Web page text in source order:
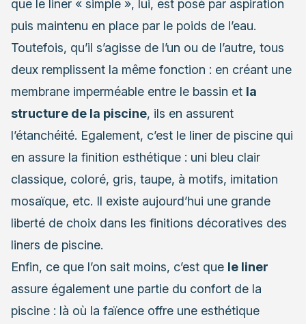
que le liner « simple », lui, est posé par aspiration
puis maintenu en place par le poids de l’eau.
Toutefois, qu’il s’agisse de l’un ou de l’autre, tous
deux remplissent la même fonction : en créant une
membrane imperméable entre le bassin et la
structure de la piscine, ils en assurent
l’étanchéité. Egalement, c’est le liner de piscine qui
en assure la finition esthétique : uni bleu clair
classique, coloré, gris, taupe, à motifs, imitation
mosaïque, etc. Il existe aujourd’hui une grande
liberté de choix dans les finitions décoratives des
liners de piscine.
Enfin, ce que l’on sait moins, c’est que le liner
assure également une partie du confort de la
piscine : là où la faïence offre une esthétique